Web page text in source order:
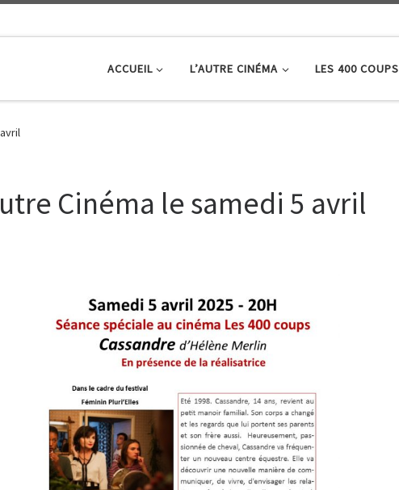
ACCUEIL L’AUTRE CINÉMA LES 400 COUPS
Cinéma le samedi 5 avril